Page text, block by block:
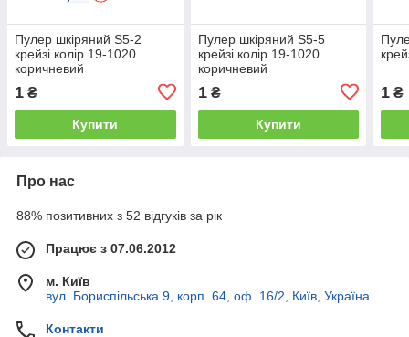
Пулер шкіряний S5-2
крейзі колір 19-1020
коричневий
1 ₴
Купити
Пулер шкіряний S5-5
крейзі колір 19-1020
коричневий
1₴
Купити
1 ₴
Про нас
88% позитивних з 52 відгуків за рік
Працює з 07.06.2012
м. Київ
вул. Бориспільська 9, корп. 64, оф. 16/2, Київ, Україна
Контакти